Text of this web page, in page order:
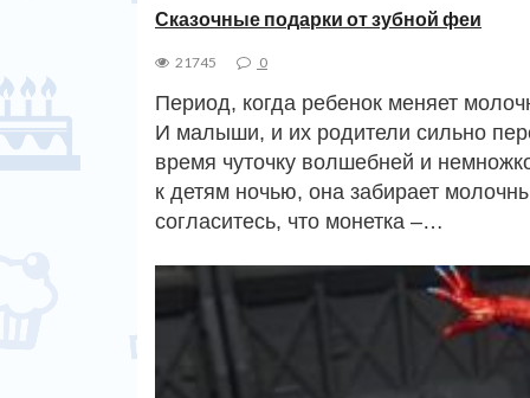
Сказочные подарки от зубной феи
21745 0
Период, когда ребенок меняет
И малыши, и их родители сильно
время чуточку волшебней и
к детям ночью, она забирает
согласитесь, что монетка –…